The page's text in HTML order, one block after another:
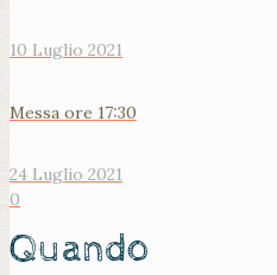
10 Luglio 2021
Messa ore 17:30
24 Luglio 2021
0
Quando